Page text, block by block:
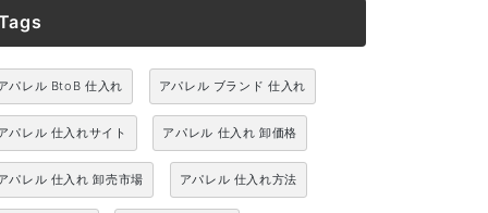
パレル BtoB 仕入れ アパレル ブランド 仕入れ
パレル 仕入れサイト アパレル 仕入れ 卸価格
パレル 仕入れ 卸売市場 アパレル 仕入れ方法